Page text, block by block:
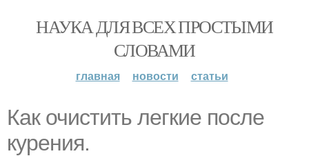
НАУКА ДЛЯ ВСЕХ ПРОСТЫМИ
СЛОВАМИ
главная новости статьи
Как очистить легкие после
курения.